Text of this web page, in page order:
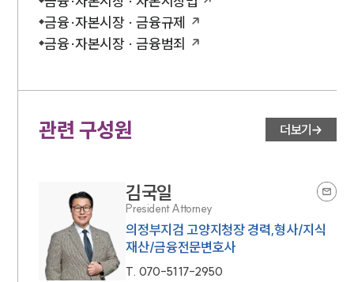
금융·자본시장 · 금융규제
금융·자본시장 · 금융범죄
관련 구성원 더보기
김국일
President Attorney
의정부지검 고양지청장 경력,형사/지식
재산/금융전문변호사
T. 070-5117-2950